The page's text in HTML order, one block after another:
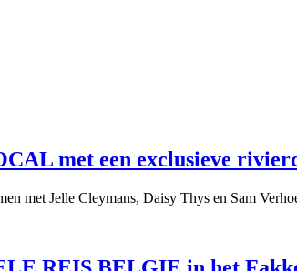
met een exclusieve
met Jelle Cleymans, Daisy Thys en Sam